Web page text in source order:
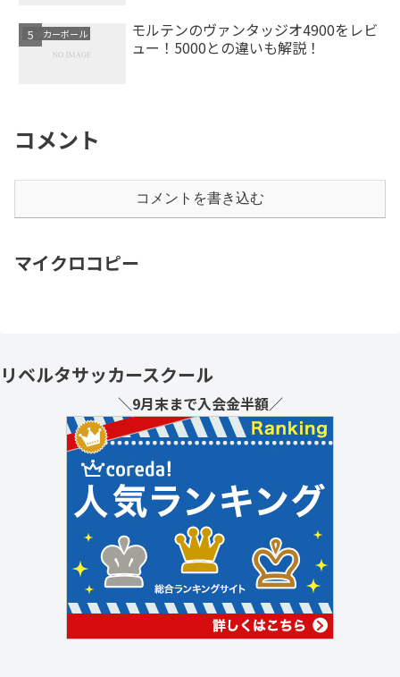
サッカーボール
モルテンのヴァンタッジオ4900をレビ
ュー！5000との違いも解説！
コメント
コメントを書き込む
マイクロコピー
リベルタサッカースクール
＼9月末まで入会金半額／